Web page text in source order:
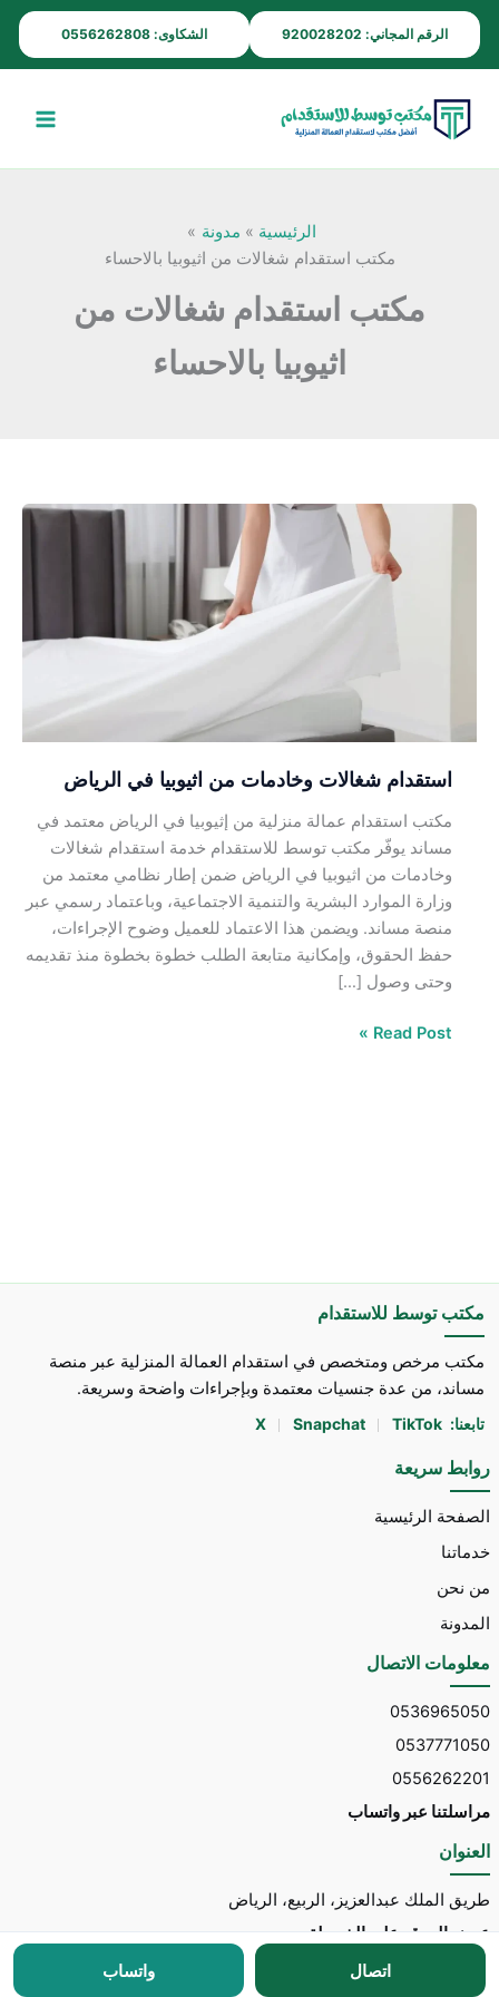
الرقم المجاني: 920028202 الشكاوى: 0556262808
تخطي
إلى
المحتوى
الرئيسية
مدونة
مكتب استقدام شغالات من اثيوبيا بالاحساء
مكتب استقدام شغالات من
اثيوبيا بالاحساء
استقدام شغالات وخادمات من اثيوبيا في الرياض
مكتب استقدام عمالة منزلية من إثيوبيا في الرياض معتمد في
مساند يوفّر مكتب توسط للاستقدام خدمة استقدام شغالات
وخادمات من اثيوبيا في الرياض ضمن إطار نظامي معتمد من
وزارة الموارد البشرية والتنمية الاجتماعية، وباعتماد رسمي عبر
منصة مساند. ويضمن هذا الاعتماد للعميل وضوح الإجراءات،
حفظ الحقوق، وإمكانية متابعة الطلب خطوة بخطوة منذ تقديمه
وحتى وصول […]
وخادمات
Read Post »
مكتب توسط للاستقدام
مكتب مرخص ومتخصص في استقدام العمالة المنزلية عبر منصة
مساند، من عدة جنسيات معتمدة وبإجراءات واضحة وسريعة.
تابعنا: X Snapchat TikTok
روابط سريعة
الصفحة الرئيسية
خدماتنا
من نحن
المدونة
معلومات الاتصال
0536965050
0537771050
0556262201
مراسلتنا عبر واتساب
العنوان
طريق الملك عبدالعزيز، الربيع، الرياض
عرض الموقع على الخريطة
مكتب توسط للاستقدام
اتصال واتساب